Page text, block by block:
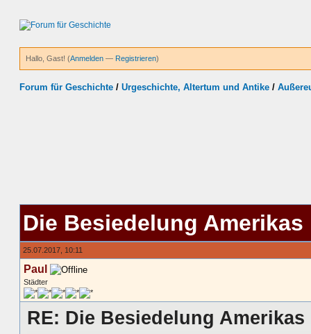
Hallo, Gast! (Anmelden — Registrieren)
Forum für Geschichte / Urgeschichte, Altertum und Antike /
Die Besiedelung Amerikas
25.07.2017, 10:11
Paul
Städter
RE: Die Besiedelung Amerikas